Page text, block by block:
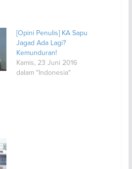
[Opini Penulis] KA Sapu
Jagad Ada Lagi?
Kemunduran!
Kamis, 23 Juni 2016
dalam "Indonesia"